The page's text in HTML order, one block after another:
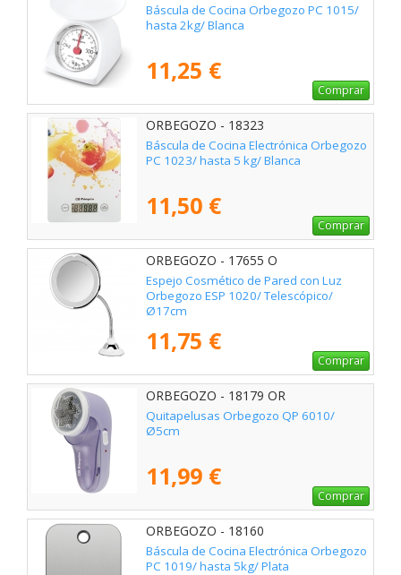
Báscula de Cocina Orbegozo PC 1015/
hasta 2kg/ Blanca
11,25 €
Comprar
ORBEGOZO - 18323
Báscula de Cocina Electrónica Orbegozo
PC 1023/ hasta 5 kg/ Blanca
11,50 €
Comprar
ORBEGOZO - 17655 O
Espejo Cosmético de Pared con Luz
Orbegozo ESP 1020/ Telescópico/
Ø17cm
11,75 €
Comprar
ORBEGOZO - 18179 OR
Quitapelusas Orbegozo QP 6010/
Ø5cm
11,99 €
Comprar
ORBEGOZO - 18160
Báscula de Cocina Electrónica Orbegozo
PC 1019/ hasta 5kg/ Plata